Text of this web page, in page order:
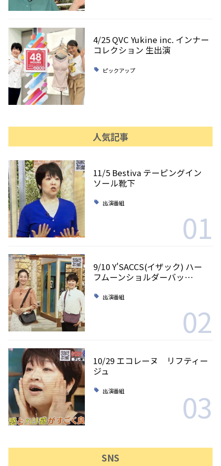
4/25 QVC Yukine inc. インナー
コレクション 生出演
ピックアップ
人気記事
11/5 Bestiva テーピングイン
ソール靴下
出演番組
01
9/10 Y'SACCS(イザック) ハー
フムーンショルダーバッ…
出演番組
02
10/29 エコレーヌ リフティー
ジュ
出演番組 03
SNS